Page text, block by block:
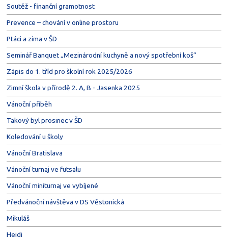
Soutěž - finanční gramotnost
Prevence – chování v online prostoru
Ptáci a zima v ŠD
Seminář Banquet „Mezinárodní kuchyně a nový spotřební koš“
Zápis do 1. tříd pro školní rok 2025/2026
Zimní škola v přírodě 2. A, B - Jasenka 2025
Vánoční příběh
Takový byl prosinec v ŠD
Koledování u školy
Vánoční Bratislava
Vánoční turnaj ve futsalu
Vánoční miniturnaj ve vybíjené
Předvánoční návštěva v DS Věstonická
Mikuláš
Heidi